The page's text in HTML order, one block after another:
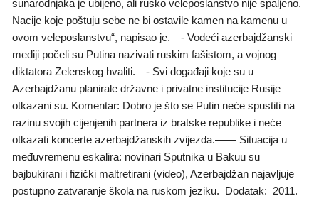
sunarodnjaka je ubijeno, ali rusko veleposlanstvo nije spaljeno.
Nacije koje poštuju sebe ne bi ostavile kamen na kamenu u
ovom veleposlanstvu“, napisao je.—- Vodeći azerbajdžanski
mediji počeli su Putina nazivati ruskim fašistom, a vojnog
diktatora Zelenskog hvaliti.—- Svi događaji koje su u
Azerbajdžanu planirale državne i privatne institucije Rusije
otkazani su. Komentar: Dobro je što se Putin neće spustiti na
razinu svojih cijenjenih partnera iz bratske republike i neće
otkazati koncerte azerbajdžanskih zvijezda.—— Situacija u
međuvremenu eskalira: novinari Sputnika u Bakuu su
bajbukirani i fizički maltretirani (video), Azerbajdžan najavljuje
postupno zatvaranje škola na ruskom jeziku. Dodatak: 2011.